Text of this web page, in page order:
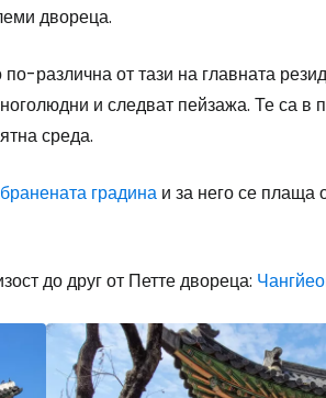
двореца.
различна от тази на главната
и следват пейзажа. Те са в
среда.
градина и за него се плаща
до друг от Петте двореца: